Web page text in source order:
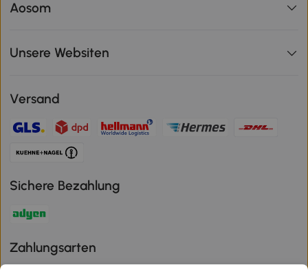
Aosom
Unsere Websiten
Versand
Sichere Bezahlung
Zahlungsarten